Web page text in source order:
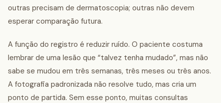
outras precisam de dermatoscopia; outras não devem
esperar comparação futura.
A função do registro é reduzir ruído. O paciente costuma
lembrar de uma lesão que “talvez tenha mudado”, mas não
sabe se mudou em três semanas, três meses ou três anos.
A fotografia padronizada não resolve tudo, mas cria um
ponto de partida. Sem esse ponto, muitas consultas